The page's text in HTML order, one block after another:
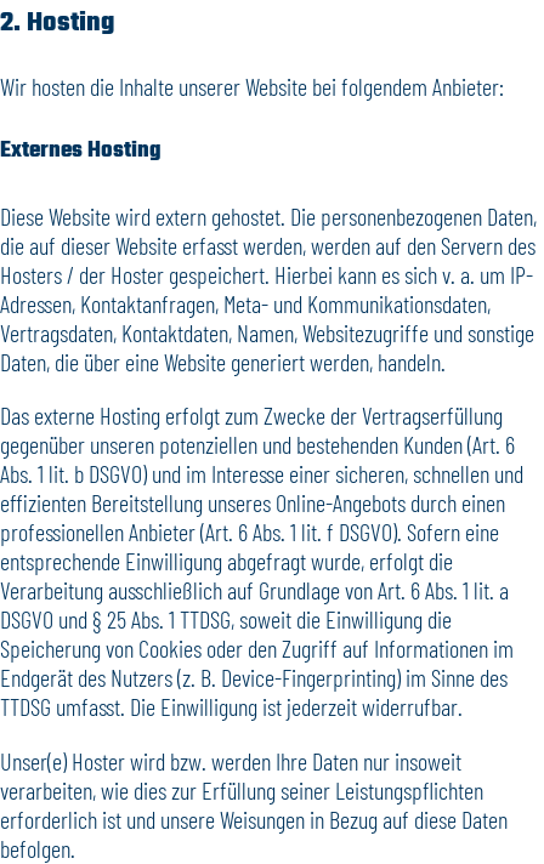
2. Hosting
Wir hosten die Inhalte unserer Website bei folgendem Anbieter:
Externes Hosting
Diese Website wird extern gehostet. Die personenbezogenen Daten,
die auf dieser Website erfasst werden, werden auf den Servern des
Hosters / der Hoster gespeichert. Hierbei kann es sich v. a. um IP-
Adressen, Kontaktanfragen, Meta- und Kommunikationsdaten,
Vertragsdaten, Kontaktdaten, Namen, Websitezugriffe und sonstige
Daten, die über eine Website generiert werden, handeln.
Das externe Hosting erfolgt zum Zwecke der Vertragserfüllung
gegenüber unseren potenziellen und bestehenden Kunden (Art. 6
Abs. 1 lit. b DSGVO) und im Interesse einer sicheren, schnellen und
effizienten Bereitstellung unseres Online-Angebots durch einen
professionellen Anbieter (Art. 6 Abs. 1 lit. f DSGVO). Sofern eine
entsprechende Einwilligung abgefragt wurde, erfolgt die
Verarbeitung ausschließlich auf Grundlage von Art. 6 Abs. 1 lit. a
DSGVO und § 25 Abs. 1 TTDSG, soweit die Einwilligung die
Speicherung von Cookies oder den Zugriff auf Informationen im
Endgerät des Nutzers (z. B. Device-Fingerprinting) im Sinne des
TTDSG umfasst. Die Einwilligung ist jederzeit widerrufbar.
Unser(e) Hoster wird bzw. werden Ihre Daten nur insoweit
verarbeiten, wie dies zur Erfüllung seiner Leistungspflichten
erforderlich ist und unsere Weisungen in Bezug auf diese Daten
befolgen.